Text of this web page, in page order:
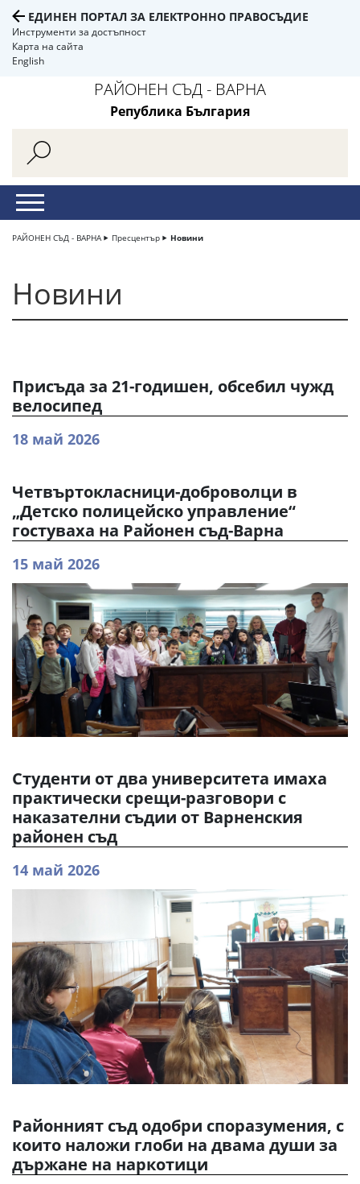
ЕДИНЕН ПОРТАЛ ЗА ЕЛЕКТРОННО ПРАВОСЪДИЕ
Инструменти за достъпност
Карта на сайта
English
РАЙОНЕН СЪД - ВАРНА
Република България
РАЙОНЕН СЪД - ВАРНА Пресцентър Новини
Новини
Присъда за 21-годишен, обсебил чужд
велосипед
18 май 2026
Четвъртокласници-доброволци в
„Детско полицейско управление“
гостуваха на Районен съд-Варна
15 май 2026
Студенти от два университета имаха
практически срещи-разговори с
наказателни съдии от Варненския
районен съд
14 май 2026
Районният съд одобри споразумения, с
които наложи глоби на двама души за
държане на наркотици